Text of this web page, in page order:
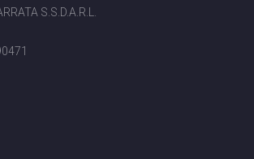
S.S.D.A.R.L.